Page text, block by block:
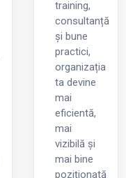
training,
consultanță
și bune
practici,
organizația
ta devine
mai
eficientă,
mai
vizibilă și
mai bine
poziționată